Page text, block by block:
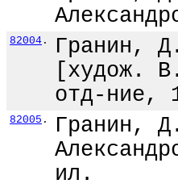
82004 .
Гранин,
[худож.
отд-ние,
82005 .
Гранин,
ил.